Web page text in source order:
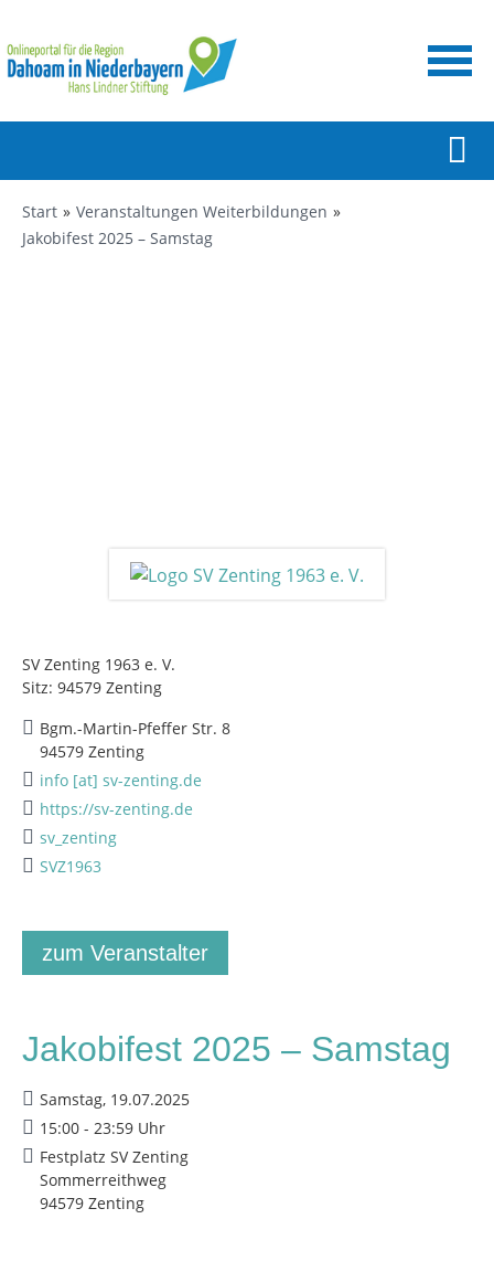
Start
Veranstaltungen Weiterbildungen
Jakobifest 2025 – Samstag
SV Zenting 1963 e. V.
Sitz: 94579 Zenting
Bgm.-Martin-Pfeffer Str. 8
94579 Zenting
info [at] sv-zenting.de
https://sv-zenting.de
sv_zenting
SVZ1963
zum Veranstalter
Jakobifest 2025 – Samstag
Samstag, 19.07.2025
15:00 - 23:59 Uhr
Festplatz SV Zenting
Sommerreithweg
94579 Zenting